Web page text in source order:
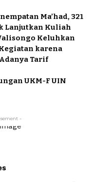
Ma’had, 321
Lanjutkan Kuliah
Keluhkan
karena
Tarif
UKM-F UIN
-